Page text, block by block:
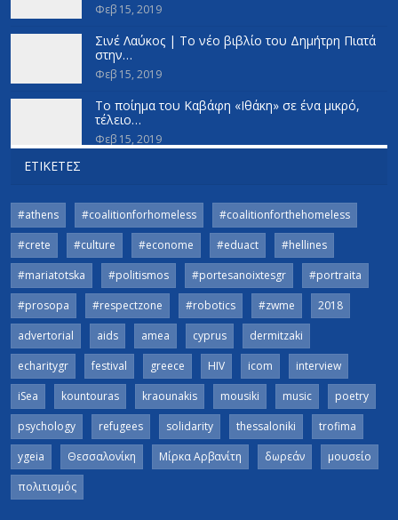
Φεβ 15, 2019
Σινέ Λαύκος | Το νέο βιβλίο του Δημήτρη Πιατά
στην…
Φεβ 15, 2019
Το ποίημα του Καβάφη «Ιθάκη» σε ένα μικρό,
τέλειο…
Φεβ 15, 2019
ΕΤΙΚΈΤΕΣ
#athens #coalitionforhomeless
#coalitionforthehomeless
#crete
#culture #econome #eduact
#hellines
#mariatotska
#politismos #portesanoixtesgr
#portraita
#prosopa
#respectzone #robotics #zwme
2018
advertorial
aids amea cyprus
dermitzaki
echaritygr
festival greece HIV icom
interview
iSea
kountouras kraounakis mousiki music
poetry
psychology
refugees solidarity thessaloniki
trofima
ygeia
Θεσσαλονίκη Μίρκα Αρβανίτη δωρεάν
μουσείο
πολιτισμός